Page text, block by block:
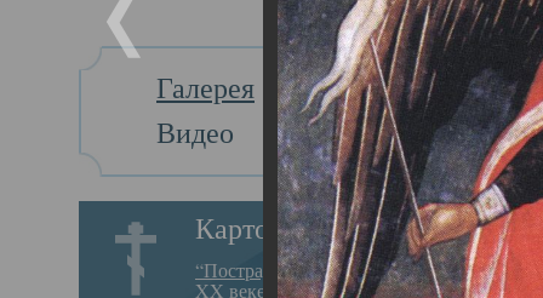
Галерея
Видео
Картотека
“Пострадавшие за веру в
XX веке на Севере”
Главная